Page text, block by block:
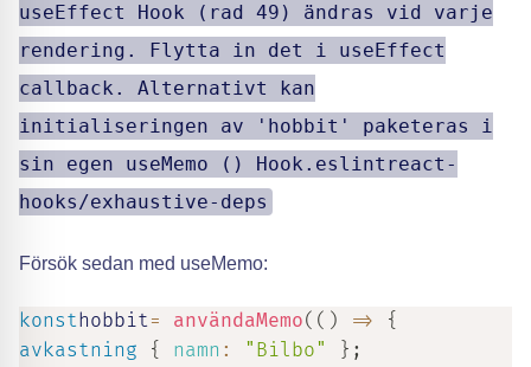
useEffect Hook (rad 49) ändras vid varje
rendering. Flytta in det i useEffect
callback. Alternativt kan
initialiseringen av 'hobbit' paketeras i
sin egen useMemo () Hook.eslintreact-
hooks/exhaustive-deps
Försök sedan med useMemo:
konsthobbit= användaMemo( ( ) =>
{
avkastning
{ namn : "Bilbo" } ;